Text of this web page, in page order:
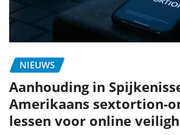
NIEUWS
Aanhouding in
Amerikaans sextortion-
lessen voor online